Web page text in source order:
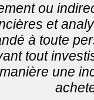
ou
et
à toute
tout
une